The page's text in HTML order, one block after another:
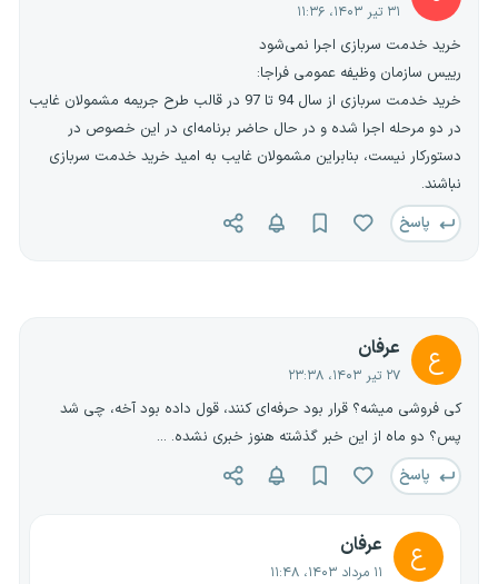
۳۱ تیر ۱۴۰۳، ۱۱:۳۶
خرید خدمت سربازی اجرا نمی‌شود
رییس سازمان وظیفه عمومی فراجا:
خرید خدمت سربازی از سال 94 تا 97 در قالب طرح جریمه مشمولان غایب
در دو مرحله اجرا شده و در حال حاضر برنامه‌ای در این خصوص در
دستورکار نیست، بنابراین مشمولان غایب به امید خرید خدمت سربازی
نباشند.
پاسخ
ع عرفان
۲۷ تیر ۱۴۰۳، ۲۳:۳۸
کی فروشی میشه؟ قرار بود حرفه‌ای کنند، قول داده بود آخه، چی شد
پس؟ دو ماه از این خبر گذشته هنوز خبری نشده. ...
پاسخ
ع عرفان
۱۱ مرداد ۱۴۰۳، ۱۱:۴۸